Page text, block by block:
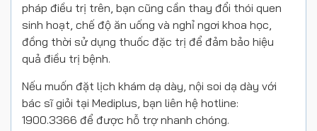
pháp điều trị trên, bạn cũng cần thay đổi thói quen
sinh hoạt, chế độ ăn uống và nghỉ ngơi khoa học,
đồng thời sử dụng thuốc đặc trị để đảm bảo hiệu
quả điều trị bệnh.
Nếu muốn đặt lịch khám dạ dày, nội soi dạ dày với
bác sĩ giỏi tại Mediplus, bạn liên hệ hotline:
1900.3366 để được hỗ trợ nhanh chóng.